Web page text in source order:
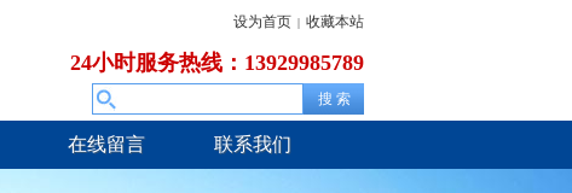
设为首页 | 收藏本站
24小时服务热线：13929985789
在线留言 联系我们